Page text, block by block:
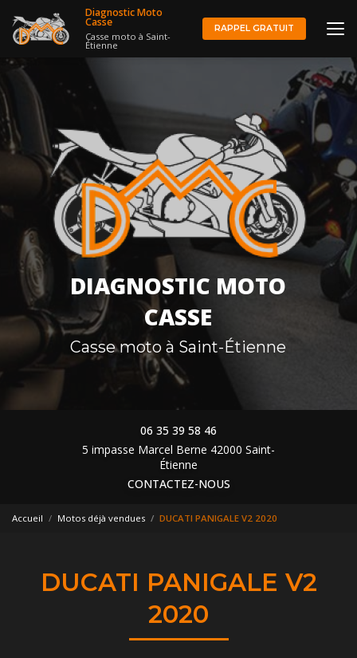
au
contenu
Diagnostic Moto
Casse
Casse moto à Saint-
Étienne
RAPPEL GRATUIT
DIAGNOSTIC MOTO
CASSE
Casse moto à Saint-Étienne
06 35 39 58 46
5 impasse Marcel Berne 42000 Saint-
Étienne
CONTACTEZ-NOUS
Accueil Motos déjà vendues DUCATI PANIGALE V2 2020
DUCATI PANIGALE V2
2020